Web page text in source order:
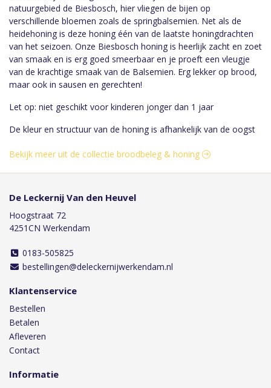
natuurgebied de Biesbosch, hier vliegen de bijen op
verschillende bloemen zoals de springbalsemien. Net als de
heidehoning is deze honing één van de laatste honingdrachten
van het seizoen. Onze Biesbosch honing is heerlijk zacht en zoet
van smaak en is erg goed smeerbaar en je proeft een vleugje
van de krachtige smaak van de Balsemien. Erg lekker op brood,
maar ook in sausen en gerechten!
Let op: niet geschikt voor kinderen jonger dan 1 jaar
De kleur en structuur van de honing is afhankelijk van de oogst
Bekijk meer uit de collectie broodbeleg & honing
De Leckernij Van den Heuvel
Hoogstraat 72
4251CN Werkendam
0183-505825
bestellingen@deleckernijwerkendam.nl
Klantenservice
Bestellen
Betalen
Afleveren
Contact
Informatie